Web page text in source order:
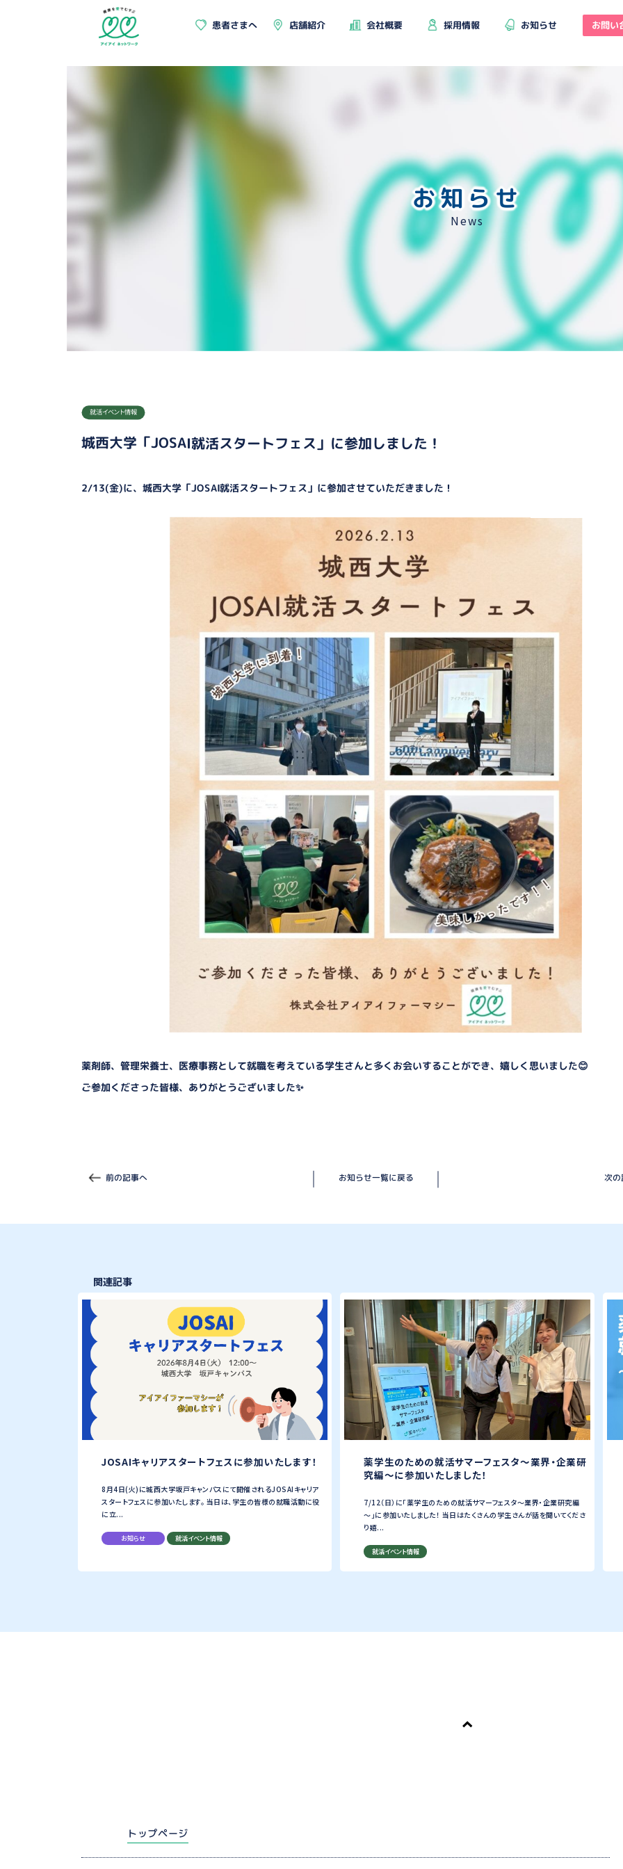
患者さまへ 店舗紹介 会社概要 採用情報 お知らせ お問い
お知らせ
News
就活イベント情報
城西大学「JOSAI就活スタートフェス」に参加しました！
2/13(金)に、城西大学「JOSAI就活スタートフェス」に参加させていただきました！
薬剤師、管理栄養士、医療事務として就職を考えている学生さんと多くお会いすることができ、嬉しく思いました😊
ご参加くださった皆様、ありがとうございました✨
前の記事へ お知らせ一覧に戻る 次の
関連記事
JOSAIキャリアスタートフェスに参加いたします！
8月4日(火)に城西大学坂戸キャンパスにて開催されるJOSAIキャリア
スタートフェスに参加いたします。 当日は、学生の皆様の就職活動に役
に立...
お知らせ 就活イベント情報
薬学生のための就活サマーフェスタ〜業界・企業研
究編～に参加いたしました！
7/12（日）に「薬学生のための就活サマーフェスタ〜業界・企業研究編
～」に参加いたしました！ 当日はたくさんの学生さんが話を聞いてくださ
り嬉...
就活イベント情報
トップページ